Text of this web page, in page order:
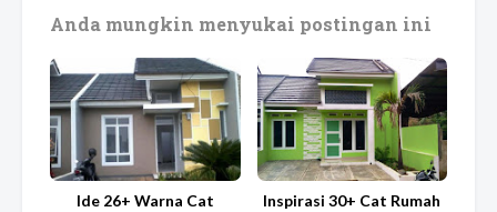
Anda mungkin menyukai postingan ini
Ide 26+ Warna Cat
Inspirasi 30+ Cat Rumah